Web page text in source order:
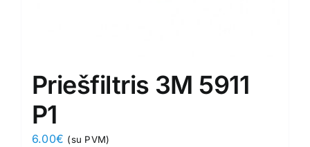
Priešfiltris 3M 5911
P1
6.00€ (su PVM)